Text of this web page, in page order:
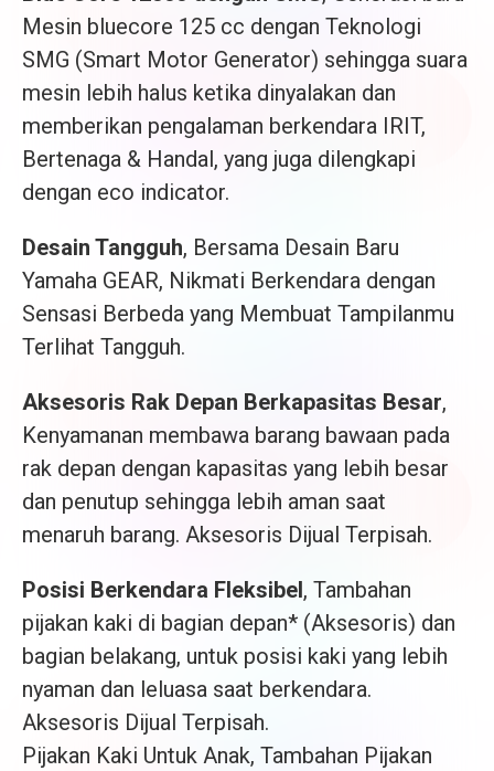
Mesin bluecore 125 cc dengan Teknologi
SMG (Smart Motor Generator) sehingga suara
mesin lebih halus ketika dinyalakan dan
memberikan pengalaman berkendara IRIT,
Bertenaga & Handal, yang juga dilengkapi
dengan eco indicator.
Desain Tangguh, Bersama Desain Baru
Yamaha GEAR, Nikmati Berkendara dengan
Sensasi Berbeda yang Membuat Tampilanmu
Terlihat Tangguh.
Aksesoris Rak Depan Berkapasitas Besar,
Kenyamanan membawa barang bawaan pada
rak depan dengan kapasitas yang lebih besar
dan penutup sehingga lebih aman saat
menaruh barang. Aksesoris Dijual Terpisah.
Posisi Berkendara Fleksibel , Tambahan
pijakan kaki di bagian depan* (Aksesoris) dan
bagian belakang, untuk posisi kaki yang lebih
nyaman dan leluasa saat berkendara.
Aksesoris Dijual Terpisah.
Pijakan Kaki Untuk Anak, Tambahan Pijakan